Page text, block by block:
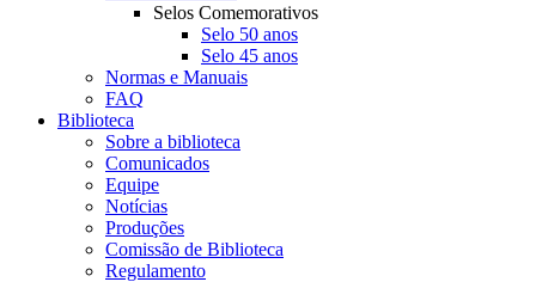
Selos Comemorativos
Selo 50 anos
Selo 45 anos
Normas e Manuais
FAQ
Biblioteca
Sobre a biblioteca
Comunicados
Equipe
Notícias
Produções
Comissão de Biblioteca
Regulamento